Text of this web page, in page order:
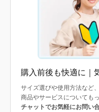
購入前後も快適に｜
サイズ選びや使用方法など
商品やサービスについても
チャットでお気軽にお問い